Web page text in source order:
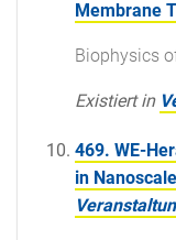
Membrane
Biophysics
Existiert in
469. WE-
in